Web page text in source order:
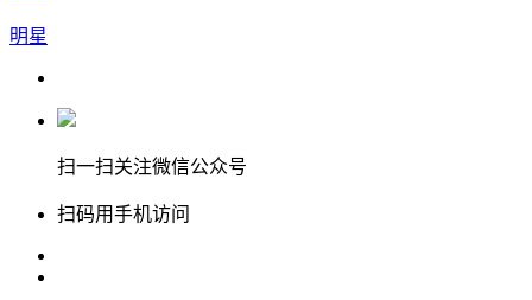
明星
扫一扫关注微信公众号
扫码用手机访问